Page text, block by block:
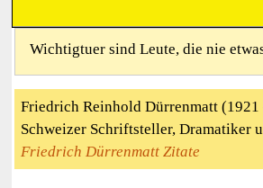
Wichtigtuer sind Leute, die nie
Friedrich Reinhold Dürrenmatt
Schweizer Schriftsteller, Dramatiker
Friedrich Dürrenmatt Zitate